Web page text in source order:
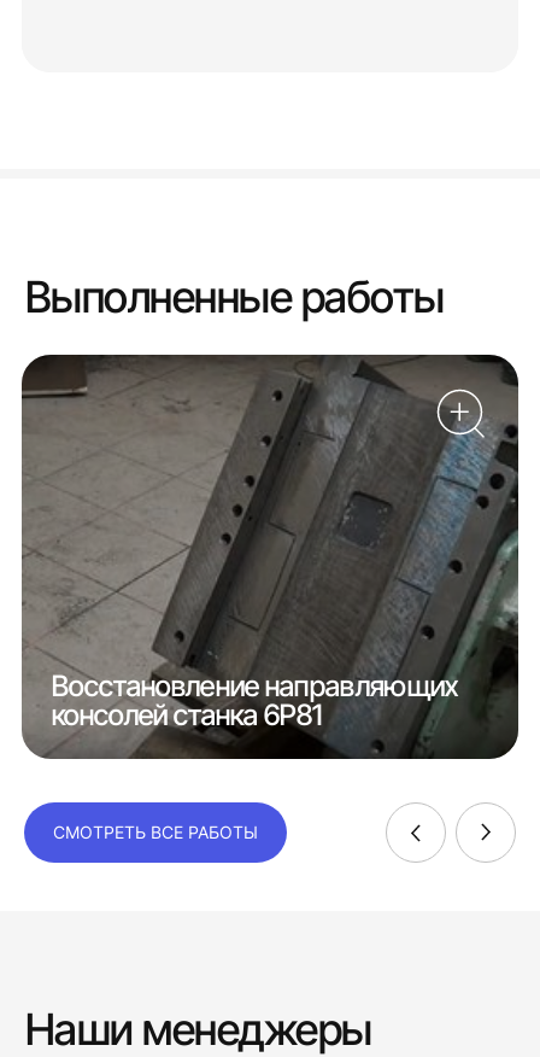
Выполненные работы
Восстановление направляющих
консолей станка 6Р81
СМОТРЕТЬ ВСЕ РАБОТЫ
Наши менеджеры